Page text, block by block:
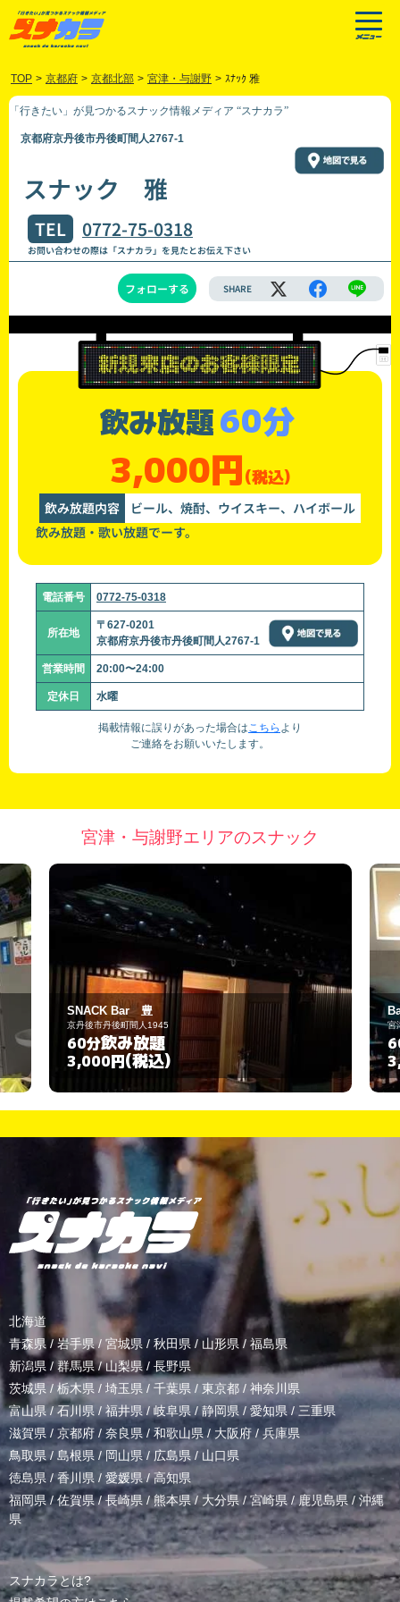
TOP > 京都府 > 京都北部 > 宮津・与謝野 > ｽﾅｯｸ 雅
「行きたい」が見つかるスナック情報メディア “スナカラ”
京都府京丹後市丹後町間人2767-1
スナック 雅
TEL 0772-75-0318
お問い合わせの際は「スナカラ」を見たとお伝え下さい
フォローする SHARE
飲み放題60分
3,000円(税込)
飲み放題内容
ビール、焼酎、ウイスキー、ハイボール
飲み放題・歌い放題でーす。
電話番号 0772-75-0318
所在地
〒627-0201
京都府京丹後市丹後町間人2767-1
営業時間 20:00〜24:00
定休日 水曜
掲載情報に誤りがあった場合はこちら より
ご連絡をお願いいたします。
宮津・与謝野エリアのスナック
Bar INACK
60分飲み放題
3,500円 (税込)
北海道
青森県 / 岩手県/ 宮城県 / 秋田県 / 山形県/ 福島県
新潟県 /群馬県/山梨県 / 長野県
茨城県 / 栃木県 / 埼玉県 / 千葉県 / 東京都 / 神奈川県
富山県 /石川県/福井県/岐阜県 / 静岡県 / 愛知県 / 三重県
滋賀県 / 京都府 / 奈良県 / 和歌山県/ 大阪府 /兵庫県
鳥取県/ 島根県 /岡山県/ 広島県 / 山口県
徳島県 /香川県 / 愛媛県/高知県
福岡県/佐賀県/長崎県 /熊本県/ 大分県/宮崎県 /鹿児島県 / 沖縄
県
スナカラとは?